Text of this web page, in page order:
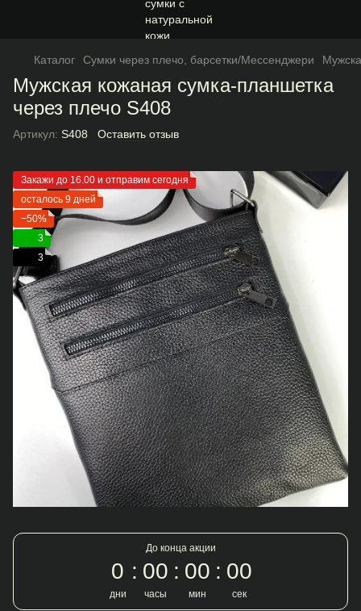
Каталог Сумки через плечо, барсетки/Мессенджери
Мужская кожаная сумка-планшетка
через плечо S408
Артикул: S408 Оставить отзыв
Закажи до 16.00 и отправим сегодня
осталось 9 дней
−50%
3
3
До конца акции
0
дни
00
часы
00
мин
00
сек